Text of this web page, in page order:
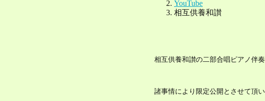
相互供養和讃の二部合唱ピアノ伴奏
諸事情により限定公開とさせて頂い